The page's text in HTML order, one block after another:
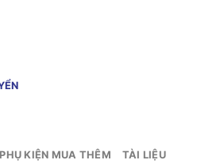
PHỤ KIỆN MUA THÊM TÀI LIỆU